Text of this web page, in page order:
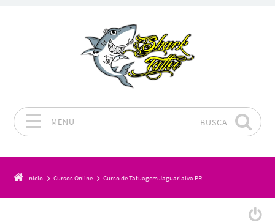
MENU BUSCA
Início Cursos Online Curso de Tatuagem Jaguariaíva PR